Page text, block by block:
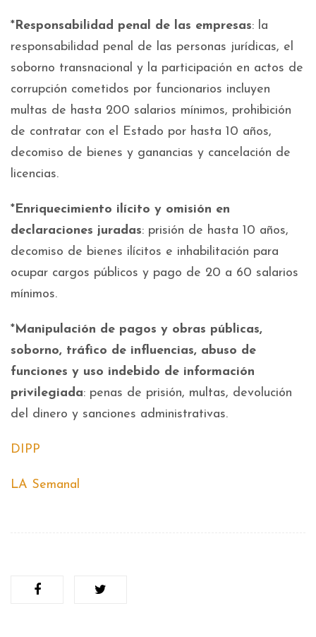
*Responsabilidad penal de las empresas: la
responsabilidad penal de las personas jurídicas, el
soborno transnacional y la participación en actos de
corrupción cometidos por funcionarios incluyen
multas de hasta 200 salarios mínimos, prohibición
de contratar con el Estado por hasta 10 años,
decomiso de bienes y ganancias y cancelación de
licencias.
*Enriquecimiento ilícito y omisión en
declaraciones juradas: prisión de hasta 10 años,
decomiso de bienes ilícitos e inhabilitación para
ocupar cargos públicos y pago de 20 a 60 salarios
mínimos.
*Manipulación de pagos y obras públicas,
soborno, tráfico de influencias, abuso de
funciones y uso indebido de información
privilegiada: penas de prisión, multas, devolución
del dinero y sanciones administrativas.
DIPP
LA Semanal